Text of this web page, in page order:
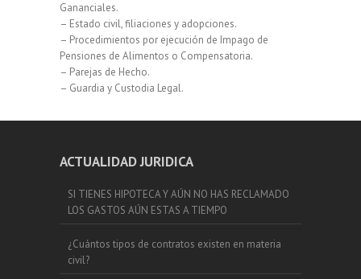
Gananciales.
– Estado civil, filiaciones y adopciones.
– Procedimientos por ejecución de Impago de
Pensiones de Alimentos o Compensatoria.
– Parejas de Hecho.
– Guardia y Custodia Legal.
ACTUALIDAD JURIDICA
SI TIENES HIPOTECA Y AÚN NO HAS RECLAMADO
LOS GASTOS AÚN ESTAS A TIEMPO
¿Cuántos tipos de contratos existen en materia
civil?